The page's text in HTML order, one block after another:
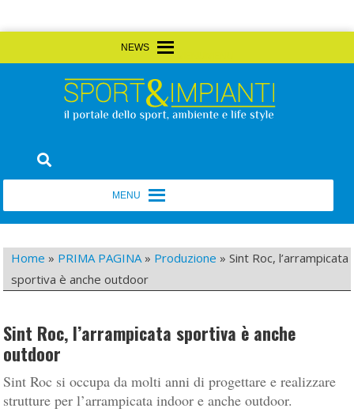
to
Sport&Impianti
Home » PRIMA PAGINA» Produzione »Sint Roc, l’arrampicata
sportiva è anche outdoor
Sint Roc, l’arrampicata sportiva è anche
outdoor
Sint Roc si occupa da molti anni di progettare e realizzare
strutture per l’arrampicata indoor e anche outdoor.